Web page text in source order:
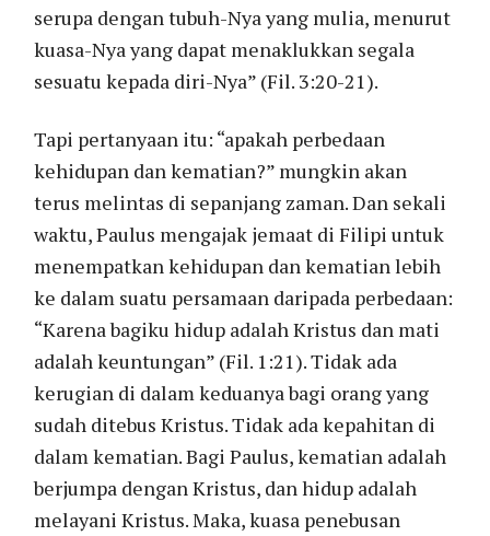
serupa dengan tubuh-Nya yang mulia, menurut
kuasa-Nya yang dapat menaklukkan segala
sesuatu kepada diri-Nya” (Fil. 3:20-21).
Tapi pertanyaan itu: “apakah perbedaan
kehidupan dan kematian?” mungkin akan
terus melintas di sepanjang zaman. Dan sekali
waktu, Paulus mengajak jemaat di Filipi untuk
menempatkan kehidupan dan kematian lebih
ke dalam suatu persamaan daripada perbedaan:
“Karena bagiku hidup adalah Kristus dan mati
adalah keuntungan” (Fil. 1:21). Tidak ada
kerugian di dalam keduanya bagi orang yang
sudah ditebus Kristus. Tidak ada kepahitan di
dalam kematian. Bagi Paulus, kematian adalah
berjumpa dengan Kristus, dan hidup adalah
melayani Kristus. Maka, kuasa penebusan